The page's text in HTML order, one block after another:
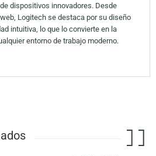
dispositivos innovadores. Desde
Logitech se destaca por su diseño
intuitiva, lo que lo convierte en la
entorno de trabajo moderno.